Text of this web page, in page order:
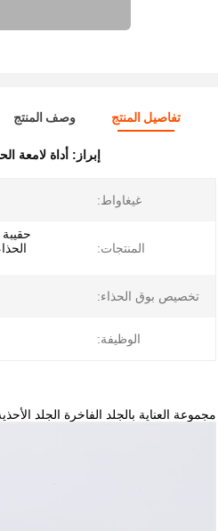
تفاصيل المنتج وصف المنتج
إبراز: أداة لامعة
غيغاواط:
المنتجات:
تخصيص بوق الحذاء:
الوظيفة:
مجموعة العناية بالجلد الفاخرة الجلد